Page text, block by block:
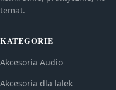
temat.
KATEGORIE
Akcesoria Audio
Akcesoria dla lalek